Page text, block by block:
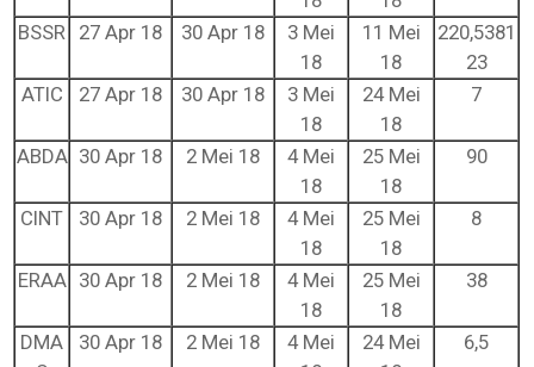
BSSR 27 Apr 18 30 Apr 18
3 Mei
18
11 Mei
18
220,5381
23
ATIC
27 Apr 18 30 Apr 18
3 Mei
18
24 Mei
18
7
ABDA 30 Apr 18 2 Mei 18
4 Mei
18
25 Mei
18
90
CINT 30 Apr 18 2 Mei 18
4 Mei
18
25 Mei
18
8
ERAA 30 Apr 18 2 Mei 18
4 Mei
18
25 Mei
18
38
DMA
30 Apr 18 2 Mei 18
4 Mei
24 Mei
6,5